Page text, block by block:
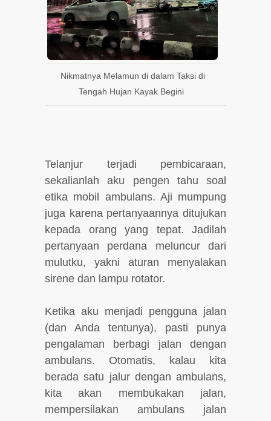
Nikmatnya Melamun di dalam Taksi di
Tengah Hujan Kayak Begini
Telanjur terjadi pembicaraan,
sekalianlah aku pengen tahu soal
etika mobil ambulans. Aji mumpung
juga karena pertanyaannya ditujukan
kepada orang yang tepat. Jadilah
pertanyaan perdana meluncur dari
mulutku, yakni aturan menyalakan
sirene dan lampu rotator.
Ketika aku menjadi pengguna jalan
(dan Anda tentunya), pasti punya
pengalaman berbagi jalan dengan
ambulans. Otomatis, kalau kita
berada satu jalur dengan ambulans,
kita akan membukakan jalan,
mempersilakan ambulans jalan